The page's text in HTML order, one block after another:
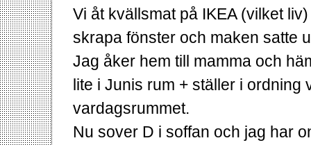
Vi åt kvällsmat på IKEA (vilket
skrapa fönster och maken satte
Jag åker hem till mamma och
lite i Junis rum + ställer i ordning
vardagsrummet.
Nu sover D i soffan och jag har